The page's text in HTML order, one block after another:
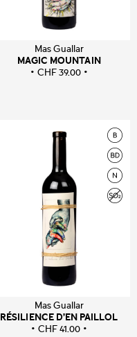
Mas Guallar
MAGIC MOUNTAIN
CHF39.00
Mas Guallar
RÉSILIENCE D’EN PAILLOL
CHF41.00